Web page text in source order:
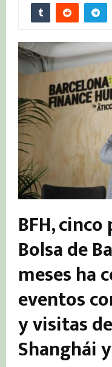
BFH,
Bolsa de
meses ha
eventos
y visitas
Shanghái